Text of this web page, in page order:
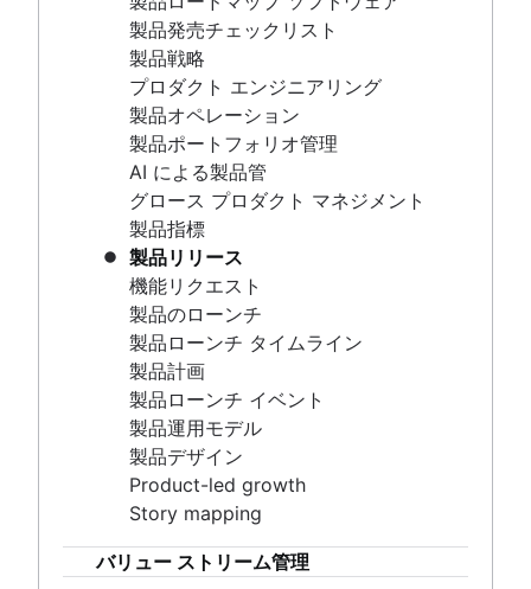
バックログ グルーミング
リーン プロセス改善
バックログ リファインメント会議
スクラムの価値基準
作業スコープ
スクラム ツール
アジャイル プロジェクト管理ツール
ワークフロー自動化ソフトウェア
アジャイル テンプレート
タスク トラッカー
ワークフロー自動化
プロジェクト ステータス レポート
ワークフロー チャート
プロジェクト ロードマップ
プロジェクトのスケジュール
課題追跡ソフトウェア
プロジェクト管理ロードマップ ツール
テクノロジー ロードマップ
プロジェクト スケジューリング ソフトウェア
バックログ管理ツール
製品指標
製品リリース
機能リクエスト
製品のローンチ
製品ローンチ タイムライン
製品計画
製品ローンチ イベント
製品運用モデル
製品デザイン
Product-led growth
Story mapping
バリュー ストリーム管理
アジャイルのメリット
アジャイルのメリット
ビジネス戦略から開発まで
アジャイルの競争優位性
アジャイルの考え方
アジャイル推進
大規模アジャイル
大規模アジャイルとは
リーン ポートフォリオ管理
ソフトウェア開発
ソフトウェア開発とは
バーンアップ チャート
カンバンの原則
カンバンのメトリック
プログラム マネージャーとプロジェク
ト マネージャー
ガント チャートのサンプル
「完了」の定義
バックログ グルーミング
リーン プロセス改善
バックログ リファインメント会議
スクラムの価値基準
作業スコープ
スクラム ツール
アジャイル プロジェクト管理ツール
ワークフロー自動化ソフトウェア
アジャイル テンプレート
タスク トラッカー
ワークフロー自動化
プロジェクト ステータス レポート
ワークフロー チャート
製品発売チェックリスト
製品戦略
プロダクト エンジニアリング
製品オペレーション
製品ポートフォリオ管理
AI による製品管
グロース プロダクト マネジメント
製品指標
製品リリース
機能リクエスト
製品のローンチ
製品ローンチ タイムライン
製品計画
製品ローンチ イベント
製品運用モデル
製品デザイン
Product-led growth
Story mapping
バリュー ストリーム管理